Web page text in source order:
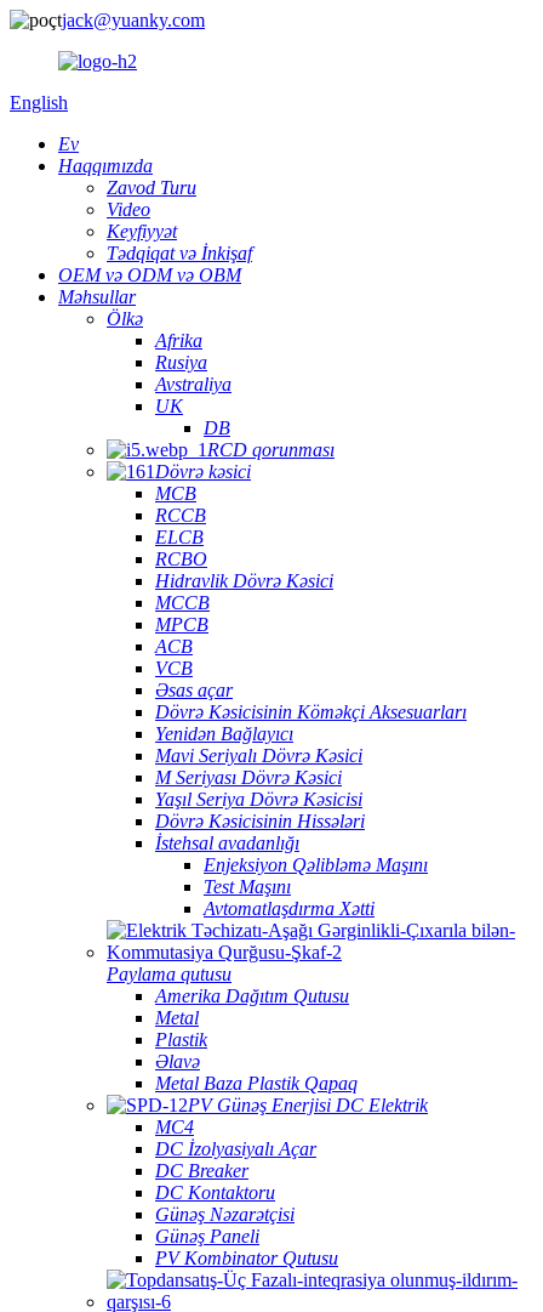
jack@yuanky.com
English
Ev
Haqqımızda
Zavod Turu
Video
Keyfiyyət
Tədqiqat və İnkişaf
OEM və ODM və OBM
Məhsullar
Ölkə
Afrika
Rusiya
Avstraliya
UK
DB
RCD qorunması
Dövrə kəsici
MCB
RCCB
ELCB
RCBO
Hidravlik Dövrə Kəsici
MCCB
MPCB
ACB
VCB
Əsas açar
Dövrə Kəsicisinin Köməkçi Aksesuarları
Yenidən Bağlayıcı
Mavi Seriyalı Dövrə Kəsici
M Seriyası Dövrə Kəsici
Yaşıl Seriya Dövrə Kəsicisi
Dövrə Kəsicisinin Hissələri
İstehsal avadanlığı
Enjeksiyon Qəlibləmə Maşını
Test Maşını
Avtomatlaşdırma Xətti
Paylama qutusu
Amerika Dağıtım Qutusu
Metal
Plastik
Əlavə
Metal Baza Plastik Qapaq
PV Günəş Enerjisi DC Elektrik
MC4
DC İzolyasiyalı Açar
DC Breaker
DC Kontaktoru
Günəş Nəzarətçisi
Günəş Paneli
PV Kombinator Qutusu